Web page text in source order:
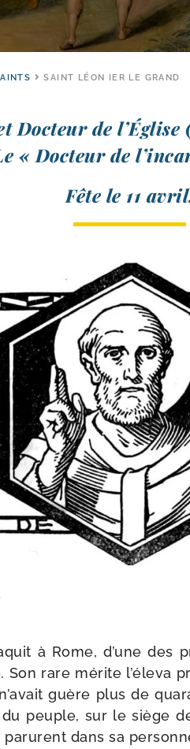
SAINT LÉON IER LE GRAND
Docteur de l’Église
« Docteur de
Fête le 11
à Rome, d’une des
Son rare mérite l’é­le­va
guère plus de
peuple, sur le siège
parurent dans sa